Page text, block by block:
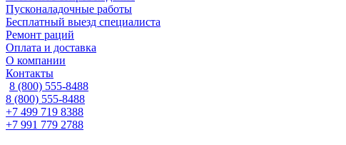
Пусконаладочные работы
Бесплатный выезд специалиста
Ремонт раций
Оплата и доставка
О компании
Контакты
8 (800) 555-8488
8 (800) 555-8488
+7 499 719 8388
+7 991 779 2788